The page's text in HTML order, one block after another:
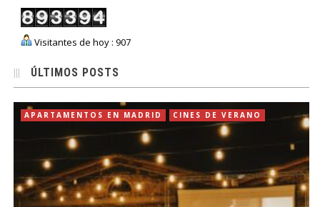
Visitantes de hoy : 907
ÚLTIMOS POSTS
APARTAMENTOS EN MADRID CINES DE VERANO